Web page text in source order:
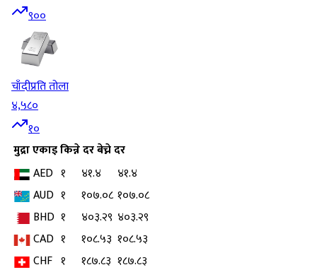
९००
चाँदीप्रति तोला
४,५८०
१०
मुद्राएकाइकिन्ने दरबेच्ने दर
AED १ ४१.४
४१.४
AUD १ १०७.०८ १०७.०८
BHD १ ४०३.२९ ४०३.२९
CAD १ १०८.५३ १०८.५३
CHF १ १८७.८३ १८७.८३